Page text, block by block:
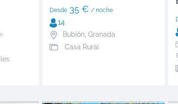
Desde35 € / noche
14
Bubión Granada
Casa Rural